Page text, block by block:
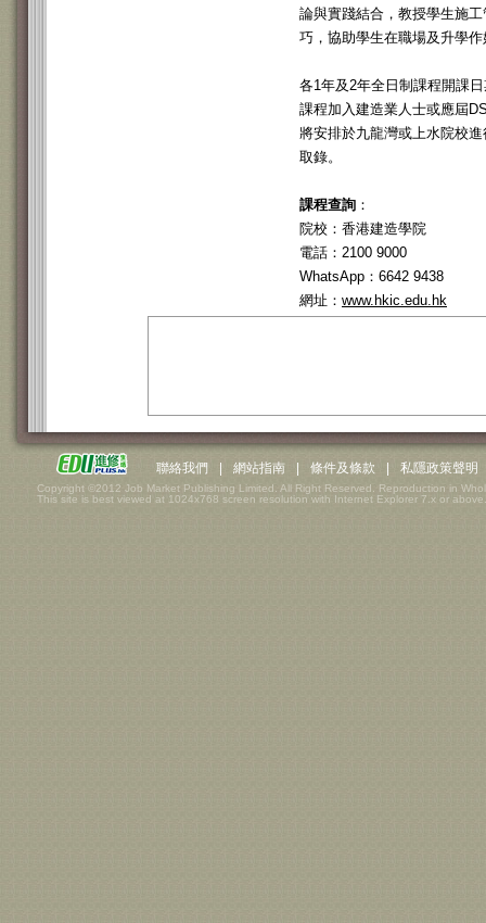
論與實踐結合，教授學生施
巧，協助學生在職場及升學
各1年及2年全日制課程開課
課程加入建造業人士或應屆
將安排於九龍灣或上水院校
取錄。
課程查詢 ：
院校：香港建造學院
電話：2100 9000
WhatsApp：6642 9438
網址： www.hkic.edu.hk
聯絡我們 網站指南 條件及條款 私隱政策聲明
Copyright ©2012 Job Market Publishing Limited. All Right Reserved. Reproduction in
This site is best viewed at 1024x768 screen resolution with Internet Explorer 7.x or